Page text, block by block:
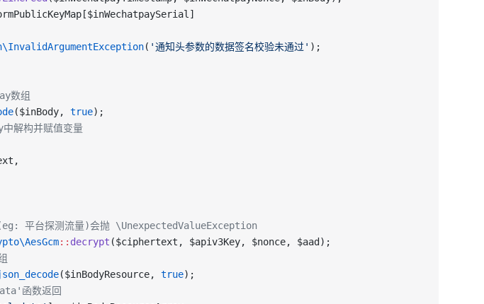
( '通知头参数的数据签名校验未通过' );
数组
($inBody, true);
解构并赋值变量
平台探测流量)会抛 \UnexpectedValueException
:: decrypt ($ciphertext, $apiv3Key, $nonce, $aad);
($inBodyResource, true);
函数返回